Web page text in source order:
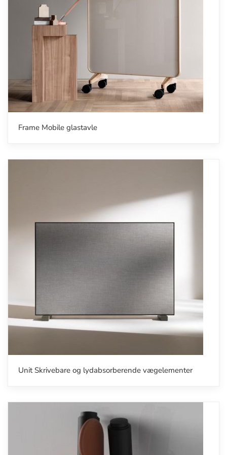
Frame Mobile glastavle
Unit Skrivebare og lydabsorberende vægelementer